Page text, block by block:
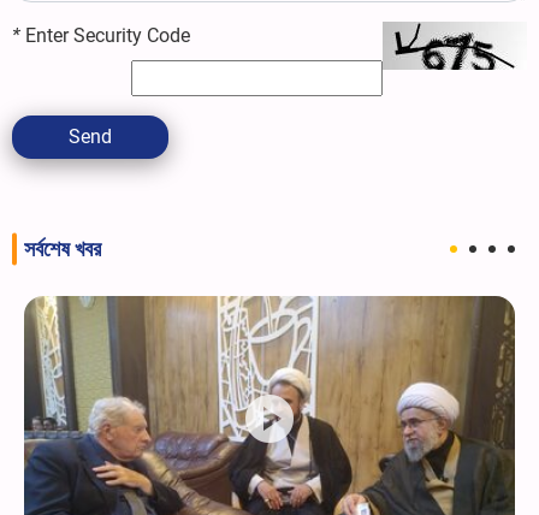
* Enter Security Code
Send
সর্বশেষ খবর